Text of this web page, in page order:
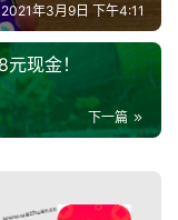
2021年3月9日 下午4:11
现金！
下一篇